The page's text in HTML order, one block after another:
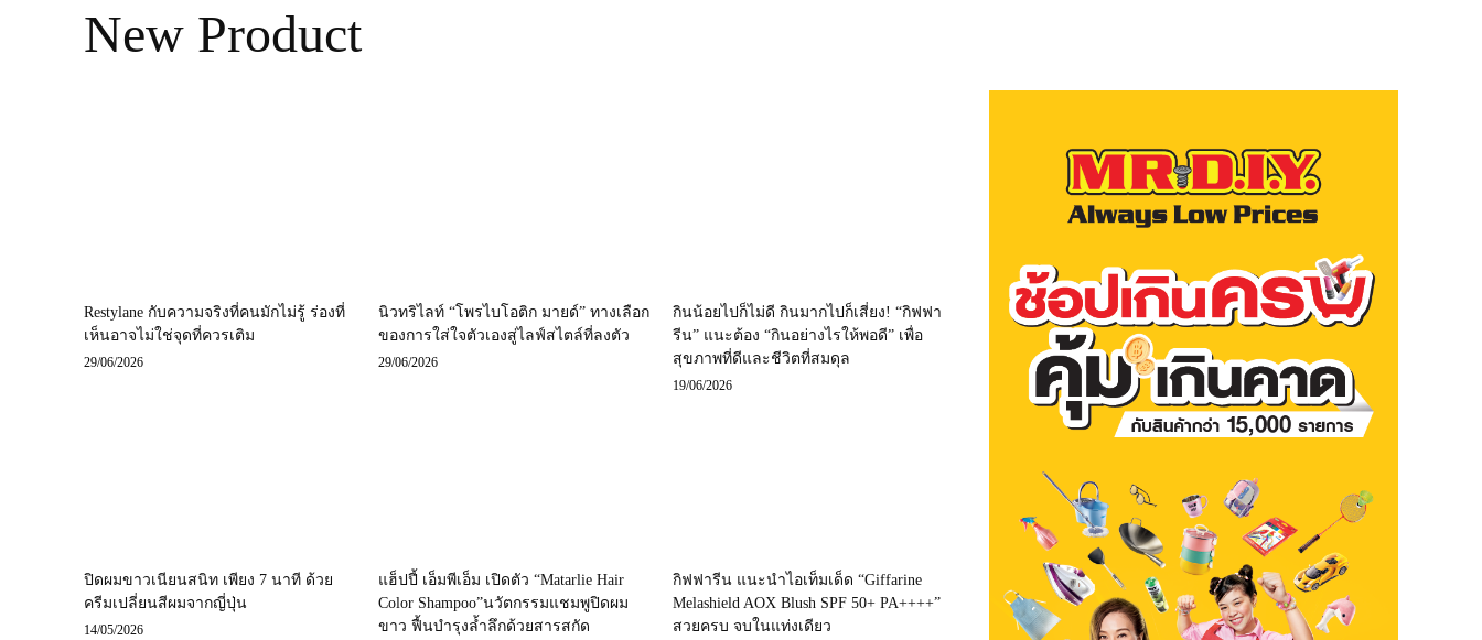
New Product
Restylane กับความจริงที่คนมักไม่รู้ ร่องที่
เห็นอาจไม่ใช่จุดที่ควรเติม
29/06/2026
นิวทริไลท์ “โพรไบโอติก มายด์” ทางเลือก
ของการใส่ใจตัวเองสู่ไลฟ์สไตล์ที่ลงตัว
29/06/2026
กินน้อยไปก็ไม่ดี กินมากไปก็เสี่ยง! “กิฟฟา
รีน” แนะต้อง “กินอย่างไรให้พอดี” เพื่อ
สุขภาพที่ดีและชีวิตที่สมดุล
19/06/2026
ปิดผมขาวเนียนสนิท เพียง 7 นาที ด้วย
ครีมเปลี่ยนสีผมจากญี่ปุ่น
14/05/2026
แฮ็ปปี้ เอ็มพีเอ็ม เปิดตัว “Matarlie Hair
Color Shampoo”นวัตกรรมแชมพูปิดผม
ขาว ฟื้นบำรุงล้ำลึกด้วยสารสกัด
กิฟฟารีน แนะนำไอเท็มเด็ด “Giffarine
Melashield AOX Blush SPF 50+ PA++++”
สวยครบ จบในแท่งเดียว